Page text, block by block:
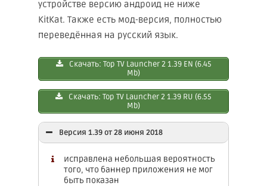
устройстве версию андроид не ниже
KitKat. Также есть мод-версия, полностью
переведённая на русский язык.
Скачать: Top TV Launcher 2 1.39 EN (6.45
Mb)
Скачать: Top TV Launcher 2 1.39 RU (6.55
Mb)
Версия 1.39 от 28 июня 2018
исправлена небольшая вероятность
того, что баннер приложения не мог
быть показан